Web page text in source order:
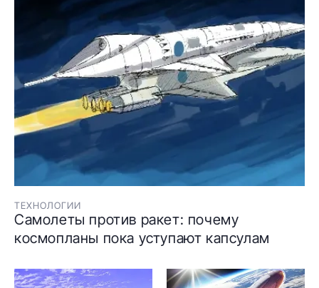
ТЕХНОЛОГИИ
Самолеты против ракет: почему
космопланы пока уступают капсулам